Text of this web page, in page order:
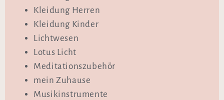
Kleidung Herren
Kleidung Kinder
Lichtwesen
Lotus Licht
Meditationszubehör
mein Zuhause
Musikinstrumente